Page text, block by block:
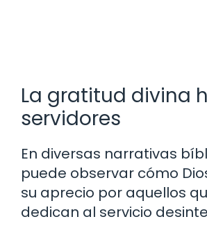
La gratitud divina
servidores
En diversas narrativas
puede observar cómo
su aprecio por aquellos
dedican al servicio